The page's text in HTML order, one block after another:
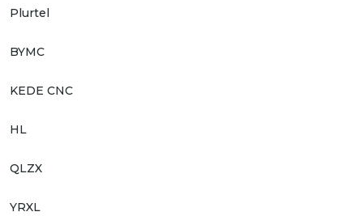
Plurtel
BYMC
KEDE CNC
HL
QLZX
YRXL